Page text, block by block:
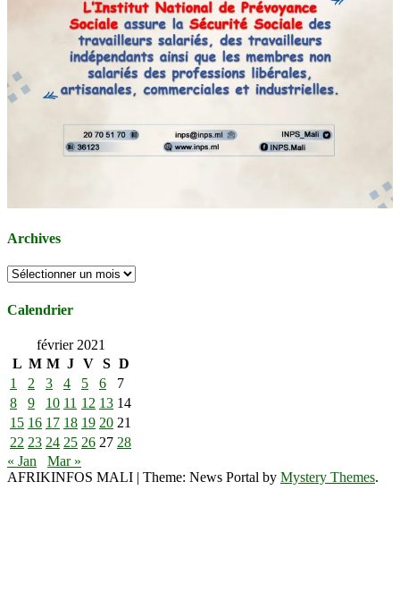
Archives
Archives
Calendrier
février 2021
L M M J V S D
1
2 3 4 5 6
7
8
9 10 11 12 13 14
15 16 17 18 19 20 21
22 23 24 25 26 27 28
« Jan
Mar »
AFRIKINFOS MALI | Theme: News Portal by Mystery Themes.